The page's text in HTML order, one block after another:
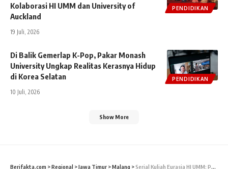
PENDIDIKAN
Kolaborasi HI UMM dan University of
Auckland
19 Juli, 2026
PENDIDIKAN
Di Balik Gemerlap K-Pop, Pakar Monash
University Ungkap Realitas Kerasnya Hidup
di Korea Selatan
10 Juli, 2026
Show More
Berifakta.com >Regional >Jawa Timur >Malang >Serial Kuliah Eurasia HI UMM: Polarisasi Politik Menguat Pada Pemilu 2024, Peran Tokoh Agama Kian Sentral